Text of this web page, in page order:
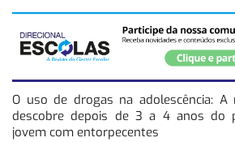
O uso de drogas na adolescência:
descobre depois de 3 a 4 anos do
jovem com entorpecentes